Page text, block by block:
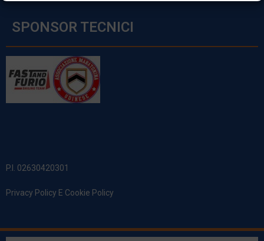
SPONSOR TECNICI
P.I. 02630420301
Privacy Policy E Cookie Policy